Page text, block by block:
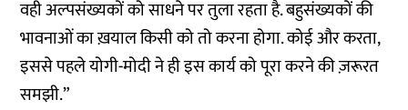
वही अल्पसंख्यकों को साधने पर तुला रहता है. बहुसंख्यकों की
भावनाओं का ख़याल किसी को तो करना होगा. कोई और करता,
इससे पहले योगी-मोदी ने ही इस कार्य को पूरा करने की ज़रूरत
समझी.”